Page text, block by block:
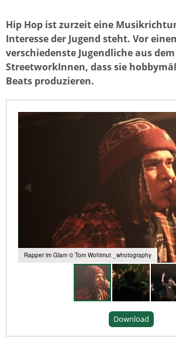
Hip Hop ist zurzeit eine
Interesse der Jugend steht. Vor
verschiedenste Jugendliche aus
StreetworkInnen, dass sie
Beats produzieren.
Rapper im Glam © Tom Wohlmut _whotography
Download